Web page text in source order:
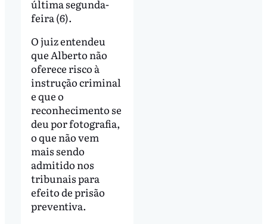
última segunda-
feira (6).
O juiz entendeu
que Alberto não
oferece risco à
instrução criminal
e que o
reconhecimento se
deu por fotografia,
o que não vem
mais sendo
admitido nos
tribunais para
efeito de prisão
preventiva.